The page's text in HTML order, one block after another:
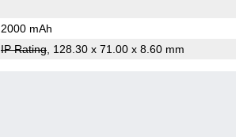
2000 mAh
IP Rating, 128.30 x 71.00 x 8.60 mm